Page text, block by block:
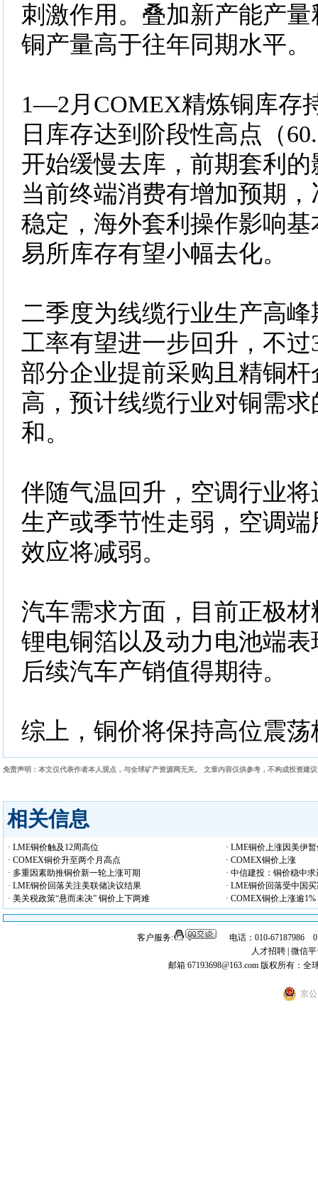
刺激作用。叠加新产能产
铜产量高于往年同期水平。
1—2月COMEX精炼铜库存
日库存达到阶段性高点（
开始缓慢去库，前期套利
当前终端消费有增加预期
稳定，海外套利操作影响
易所库存有望小幅去化。
二季度为线缆行业生产高
工率有望进一步回升，不
部分企业提前采购且精铜
高，预计线缆行业对铜需
和。
伴随气温回升，空调行业
生产或季节性走弱，空调
效应将减弱。
汽车需求方面，目前正极
锂电铜箔以及动力电池端
后续汽车产销值得期待。
综上，铜价将保持高位震荡
免责声明：本文仅代表作者本人观点，与全球矿产资源网无关。 文章内容仅供参考，不构成投资建
相关信息
· LME铜价触及12周高位
· LME铜价上涨因美伊
· COMEX铜价升至两个月高点
· COMEX铜价上涨
· 多重因素助推铜价新一轮上涨可期
· 中信建投：铜价稳中求
· LME铜价回落关注美联储决议结果
· LME铜价回落受中国
· 美关税政策“悬而未决” 铜价上下两难
· COMEX铜价上涨逾1%
客户服务:
电话：010-67187986
人才招聘 微信
邮箱 67193698@163.com 版权所有：全
京公